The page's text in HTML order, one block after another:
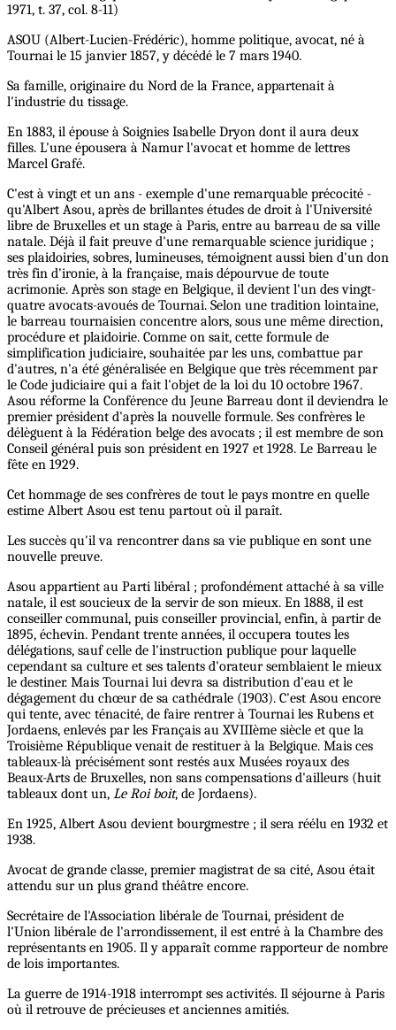
1971, t. 37, col. 8-11)
ASOU (Albert-Lucien-Frédéric), homme politique, avocat, né à
Tournai le 15 janvier 1857, y décédé le 7 mars 1940.
Sa famille, originaire du Nord de la France, appartenait à
l'industrie du tissage.
En 1883, il épouse à Soignies Isabelle Dryon dont il aura deux
filles. L'une épousera à Namur l'avocat et homme de lettres
Marcel Grafé.
C'est à vingt et un ans - exemple d'une remarquable précocité -
qu'Albert Asou, après de brillantes études de droit à l'Université
libre de Bruxelles et un stage à Paris, entre au barreau de sa ville
natale. Déjà il fait preuve d'une remarquable science juridique ;
ses plaidoiries, sobres, lumineuses, témoignent aussi bien d'un don
très fin d'ironie, à la française, mais dépourvue de toute
acrimonie. Après son stage en Belgique, il devient l'un des vingt-
quatre avocats-avoués de Tournai. Selon une tradition lointaine,
le barreau tournaisien concentre alors, sous une même direction,
procédure et plaidoirie. Comme on sait, cette formule de
simplification judiciaire, souhaitée par les uns, combattue par
d'autres, n'a été généralisée en Belgique que très récemment par
le Code judiciaire qui a fait l'objet de la loi du 10 octobre 1967.
Asou réforme la Conférence du Jeune Barreau dont il deviendra le
premier président d'après la nouvelle formule. Ses confrères le
délèguent à la Fédération belge des avocats ; il est membre de son
Conseil général puis son président en 1927 et 1928. Le Barreau le
fête en 1929.
Cet hommage de ses confrères de tout le pays montre en quelle
estime Albert Asou est tenu partout où il paraît.
Les succès qu'il va rencontrer dans sa vie publique en sont une
nouvelle preuve.
Asou appartient au Parti libéral ; profondément attaché à sa ville
natale, il est soucieux de la servir de son mieux. En 1888, il est
conseiller communal, puis conseiller provincial, enfin, à partir de
1895, échevin. Pendant trente années, il occupera toutes les
délégations, sauf celle de l'instruction publique pour laquelle
cependant sa culture et ses talents d'orateur semblaient le mieux
le destiner. Mais Tournai lui devra sa distribution d'eau et le
dégagement du chœur de sa cathédrale (1903). C'est Asou encore
qui tente, avec ténacité, de faire rentrer à Tournai les Rubens et
Jordaens, enlevés par les Français au XVIIIème siècle et que la
Troisième République venait de restituer à la Belgique. Mais ces
tableaux-là précisément sont restés aux Musées royaux des
Beaux-Arts de Bruxelles, non sans compensations d'ailleurs (huit
tableaux dont un, Le Roi boit, de Jordaens).
En 1925, Albert Asou devient bourgmestre ; il sera réélu en 1932 et
1938.
Avocat de grande classe, premier magistrat de sa cité, Asou était
attendu sur un plus grand théâtre encore.
Secrétaire de l'Association libérale de Tournai, président de
l'Union libérale de l'arrondissement, il est entré à la Chambre des
représentants en 1905. Il y apparaît comme rapporteur de nombre
de lois importantes.
La guerre de 1914-1918 interrompt ses activités. Il séjourne à Paris
où il retrouve de précieuses et anciennes amitiés.